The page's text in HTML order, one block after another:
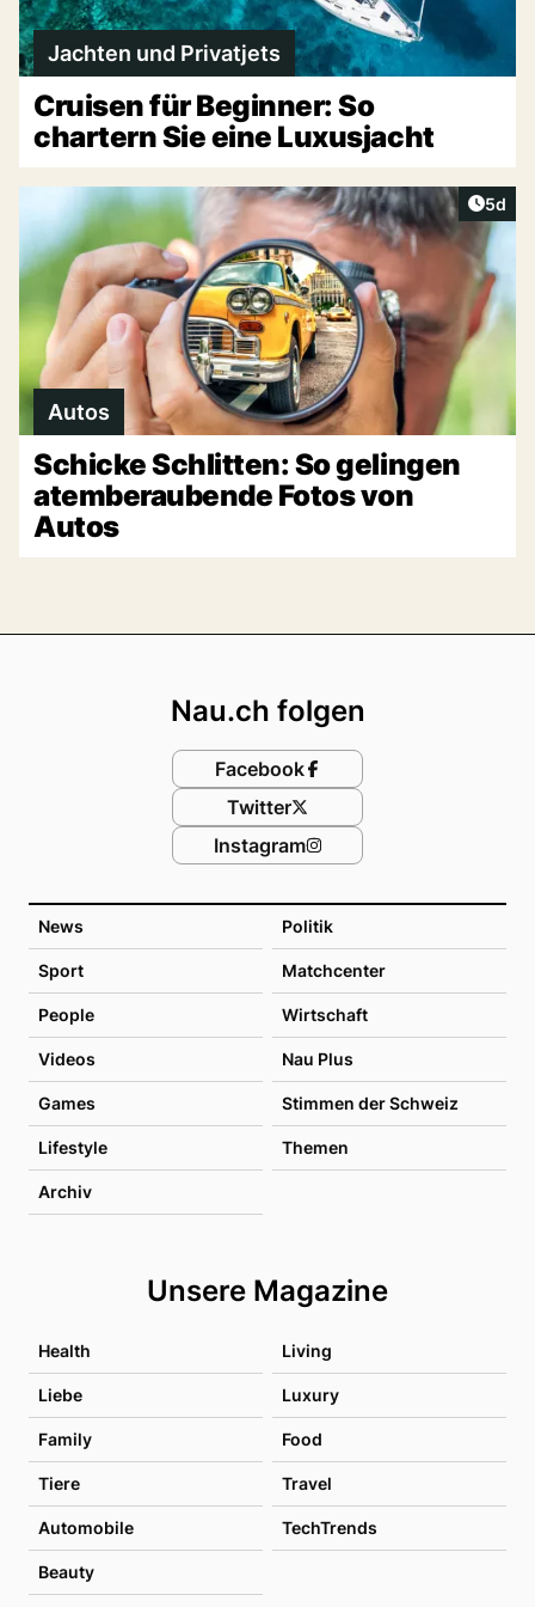
Jachten und Privatjets
Cruisen für Beginner: So
chartern Sie eine Luxusjacht
5d
Autos
Schicke Schlitten: So gelingen
atemberaubende Fotos von
Autos
News Politik
Sport Matchcenter
People Wirtschaft
Videos Nau Plus
Games Stimmen der Schweiz
Lifestyle Themen
Archiv
Unsere Magazine
Health Living
Liebe Luxury
Family Food
Tiere Travel
Automobile TechTrends
Beauty
Nau.ch folgen
Facebook
Twitter
Instagram